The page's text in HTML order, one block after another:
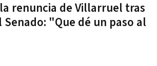
renuncia de Villarruel tras
Senado: "Que dé un paso al